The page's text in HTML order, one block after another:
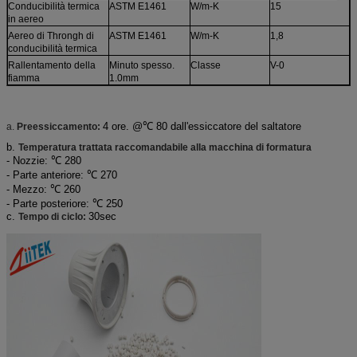
Conducibilità termica
in aereo
ASTM E1461 W/m-K 15
Aereo di Throngh di
conducibilità termica
ASTM E1461 W/m-K 1,8
Rallentamento della
fiamma
Minuto spesso.
1.0mm
Classe V-0
a. Preessiccamento: 4 ore. @℃ 80 dall'essiccatore del saltatore
b. Temperatura trattata raccomandabile alla macchina di formatura
- Nozzie: ℃ 280
- Parte anteriore: ℃ 270
- Mezzo: ℃ 260
- Parte posteriore: ℃ 250
c. Tempo di ciclo: 30sec